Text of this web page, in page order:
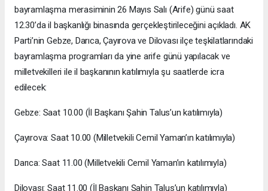
bayramlaşma merasiminin 26 Mayıs Salı (Arife) günü saat
12.30’da il başkanlığı binasında gerçekleştirileceğini açıkladı. AK
Parti’nin Gebze, Darıca, Çayırova ve Dilovası ilçe teşkilatlarındaki
bayramlaşma programları da yine arife günü yapılacak ve
milletvekilleri ile il başkanının katılımıyla şu saatlerde icra
edilecek:
Gebze: Saat 10.00 (İl Başkanı Şahin Talus’un katılımıyla)
Çayırova: Saat 10.00 (Milletvekili Cemil Yaman’ın katılımıyla)
Darıca: Saat 11.00 (Milletvekili Cemil Yaman’ın katılımıyla)
Dilovası: Saat 11.00 (İl Başkanı Şahin Talus’un katılımıyla)